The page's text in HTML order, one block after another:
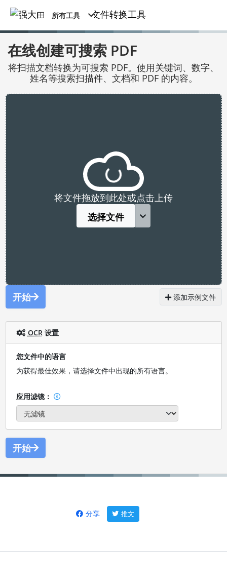
所有工具
在线创建可搜索 PDF
将扫描文档转换为可搜索 PDF。使用关键词、数字、
姓名等搜索扫描件、文档和 PDF 的内容。
将文件拖放到此处或点击上传
选择文件
开始 添加示例文件
OCR 设置
您文件中的语言
为获得最佳效果，请选择文件中出现的所有语言。
应用滤镜：
开始
分享 推文